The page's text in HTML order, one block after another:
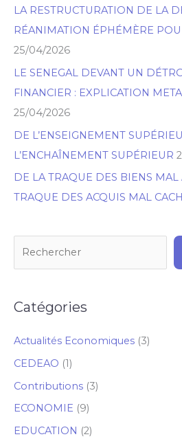
LA RESTRUCTURATION DE LA
RÉANIMATION ÉPHÉMÈRE
25/04/2026
LE SENEGAL DEVANT UN
FINANCIER : EXPLICATION
25/04/2026
DE L’ENSEIGNEMENT
L’ENCHAÎNEMENT SUPÉRIEUR
DE LA TRAQUE DES BIENS MAL
TRAQUE DES ACQUIS MAL
e
r
c
h
e
r
Catégories
Actualités Economiques (3)
CEDEAO (1)
Contributions (3)
ECONOMIE (9)
EDUCATION (2)